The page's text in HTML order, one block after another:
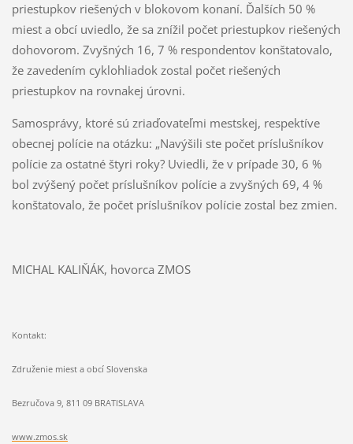
priestupkov riešených v blokovom konaní. Ďalších 50 %
miest a obcí uviedlo, že sa znížil počet priestupkov riešených
dohovorom. Zvyšných 16, 7 % respondentov konštatovalo,
že zavedením cyklohliadok zostal počet riešených
priestupkov na rovnakej úrovni.
Samosprávy, ktoré sú zriaďovateľmi mestskej, respektíve
obecnej polície na otázku: „Navýšili ste počet príslušníkov
polície za ostatné štyri roky? Uviedli, že v prípade 30, 6 %
bol zvýšený počet príslušníkov polície a zvyšných 69, 4 %
konštatovalo, že počet príslušníkov polície zostal bez zmien.
MICHAL KALIŇÁK, hovorca ZMOS
Kontakt:
Združenie miest a obcí Slovenska
Bezručova 9, 811 09 BRATISLAVA
www.zmos.sk